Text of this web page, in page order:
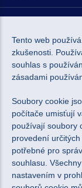
účely.
Zásady
Tento web
zkušenosti.
souhlas s
zásadami
Soubory cookie
počítače umisťují
používají soubory
provedení
potřebné pro
souhlasu.
nastavením v